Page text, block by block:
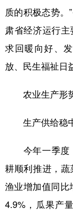
质的积极态势。
肃省经济运行
求回暖向好、
放、民生福祉日
农业生产形
生产供给稳
今年一季度
耕顺利推进，
渔业增加值同比
4.9%，瓜果产